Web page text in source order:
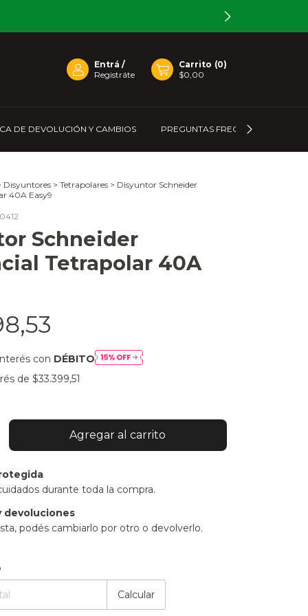
Entrá /
Registráte
Carrito (0)
$0,00
DE DEVOLUCIÓN Y CAMBIOS PREGUNTAS FRECUENTES
Disyuntores > Tetrapolares > Disyuntor Schneider
40A Easy9
Schneider
Tetrapolar 40A
con DÉBITO
de $33.399,51
durante toda la compra.
devoluciones
podés cambiarlo por otro o devolverlo.
Calcular